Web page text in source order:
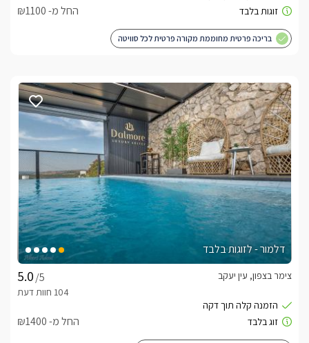
החל מ- ₪1100
בריכה פרטית מחוממת מקורה פרטית לכל סוויטה
דלמור - לזוגות בלבד
/5
צימר בצפון, עין יעקב
החל מ- ₪1400